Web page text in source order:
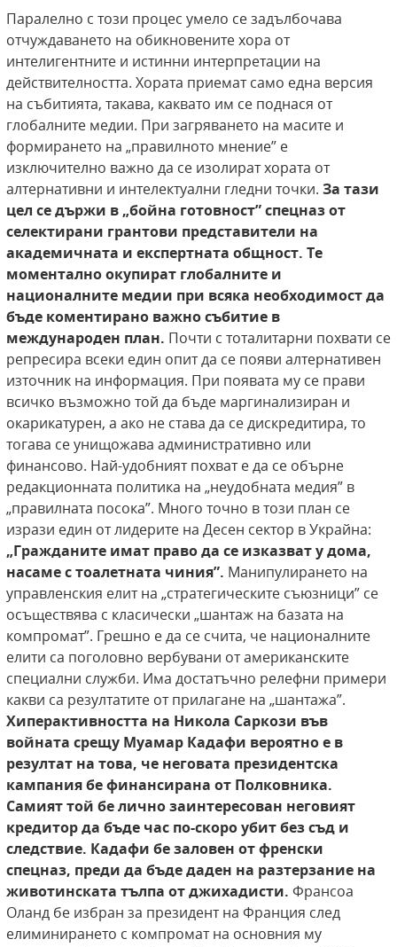
Паралелно с този процес умело се задълбочава
отчуждаването на обикновените хора от
интелигентните и истинни интерпретации на
действителността. Хората приемат само една версия
на събитията, такава, каквато им се поднася от
глобалните медии. При загряването на масите и
формирането на „правилното мнение” е
изключително важно да се изолират хората от
алтернативни и интелектуални гледни точки. За тази
цел се държи в „бойна готовност”спецназ от
селектирани грантови представители на
академичната и експертната общност. Те
моментално окупират глобалните и
националните медии при всяка необходимост да
бъде коментирано важносъбитие в
международен план. Почти с тоталитарни похвати се
репресира всеки един опит да се появи алтернативен
източник на информация. При появата му се прави
всичко възможно той да бъде маргинализиран и
окарикатурен, а ако не става да се дискредитира, то
тогава се унищожава административно или
финансово. Най-удобният похват е да се обърне
редакционната политика на „неудобната медия” в
„правилната посока”. Много точно в този план се
изрази един от лидерите на Десен сектор в Украйна:
„Гражданите имат право да се изказват у дома,
насаме с тоалетната чиния”. Манипулирането на
управленския елит на „стратегическите съюзници” се
осъществява с класически „шантаж на базата на
компромат”. Грешно е да се счита, че националните
елити са поголовно вербувани от американските
специални служби. Има достатъчно релефни примери
какви са резултатите от прилагане на „шантажа”.
Хиперактивността на Никола Саркози във
войната срещу Муамар Кадафи вероятно е в
резултат на това, че неговата президентска
кампания бе финансирана от Полковника.
Самият той бе лично заинтересован неговият
кредитор да бъде час по-скоро убит без съд и
следствие. Кадафи бе заловен от френски
спецназ, преди да бъде даден на разтерзание на
животинската тълпа от джихадисти. Франсоа
Оланд бе избран за президент на Франция след
елиминирането с компромат на основния му